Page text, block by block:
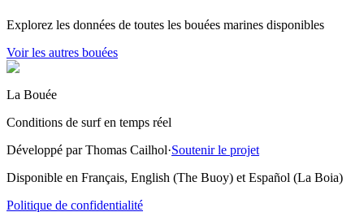
Explorez les données de toutes les bouées marines disponibles
Voir les autres bouées
La Bouée
Conditions de surf en temps réel
Développé par Thomas Cailhol·Soutenir le projet
Disponible en Français, English (The Buoy) et Español (La Boia)
Politique de confidentialité